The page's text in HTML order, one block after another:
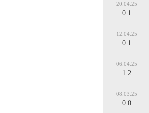
20.04.25
0:1
12.04.25
0:1
06.04.25
1:2
08.03.25
0:0